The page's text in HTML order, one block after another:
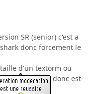
SR (senior) c'est a
donc forcement le
d'un textorm ou
donc est-